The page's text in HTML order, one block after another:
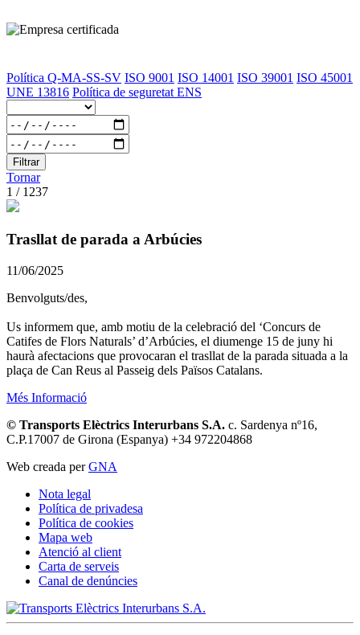
Política Q-MA-SS-SV ISO 9001 ISO 14001 ISO 39001 ISO 45001
UNE 13816 Política de seguretat ENS
Filtrar
Tornar
1 / 1237
Trasllat de parada a Arbúcies
11/06/2025
Benvolguts/des,
Us informem que, amb motiu de la celebració del ‘Concurs de
Catifes de Flors Naturals’ d’Arbúcies, el diumenge 15 de juny hi
haurà afectacions que provocaran el trasllat de la parada situada a la
plaça de Can Reus al Passeig dels Països Catalans.
Més Informació
© Transports Elèctrics Interurbans S.A. c. Sardenya nº16,
C.P.17007 de Girona (Espanya) +34 972204868
Web creada perGNA
Nota legal
Política de privadesa
Política de cookies
Mapa web
Atenció al client
Carta de serveis
Canal de denúncies